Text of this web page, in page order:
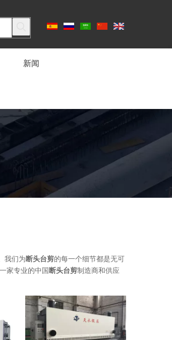
新闻
我们为断头台剪的每一个细节都是无可
家专业的中国 断头台剪制造商和供应